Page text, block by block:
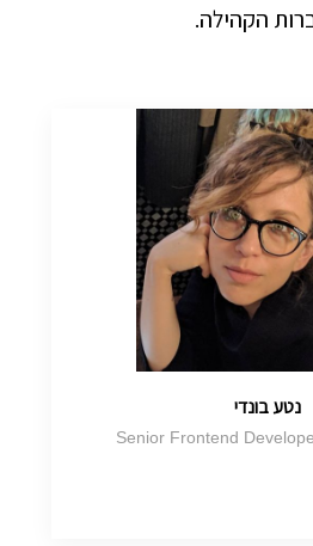
הקהילה.
נטע בונדי
Senior Frontend